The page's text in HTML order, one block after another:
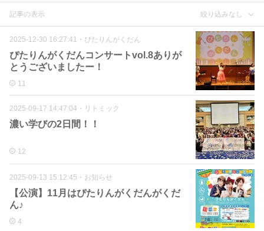
記事の表示 絞り込みなし
2025-12-30 16:27:41 ・ ぴたりんがくだん
ぴたりんがくだんコンサートvol.8ありが
とうございましたー！
11
2025-09-17 14:47:04 ・ リトミック
濃い学びの2日間！！
12
2025-09-13 15:12:45 ・ お知らせ
【公演】11月はぴたりんがくだんがくだ
ん♪
4